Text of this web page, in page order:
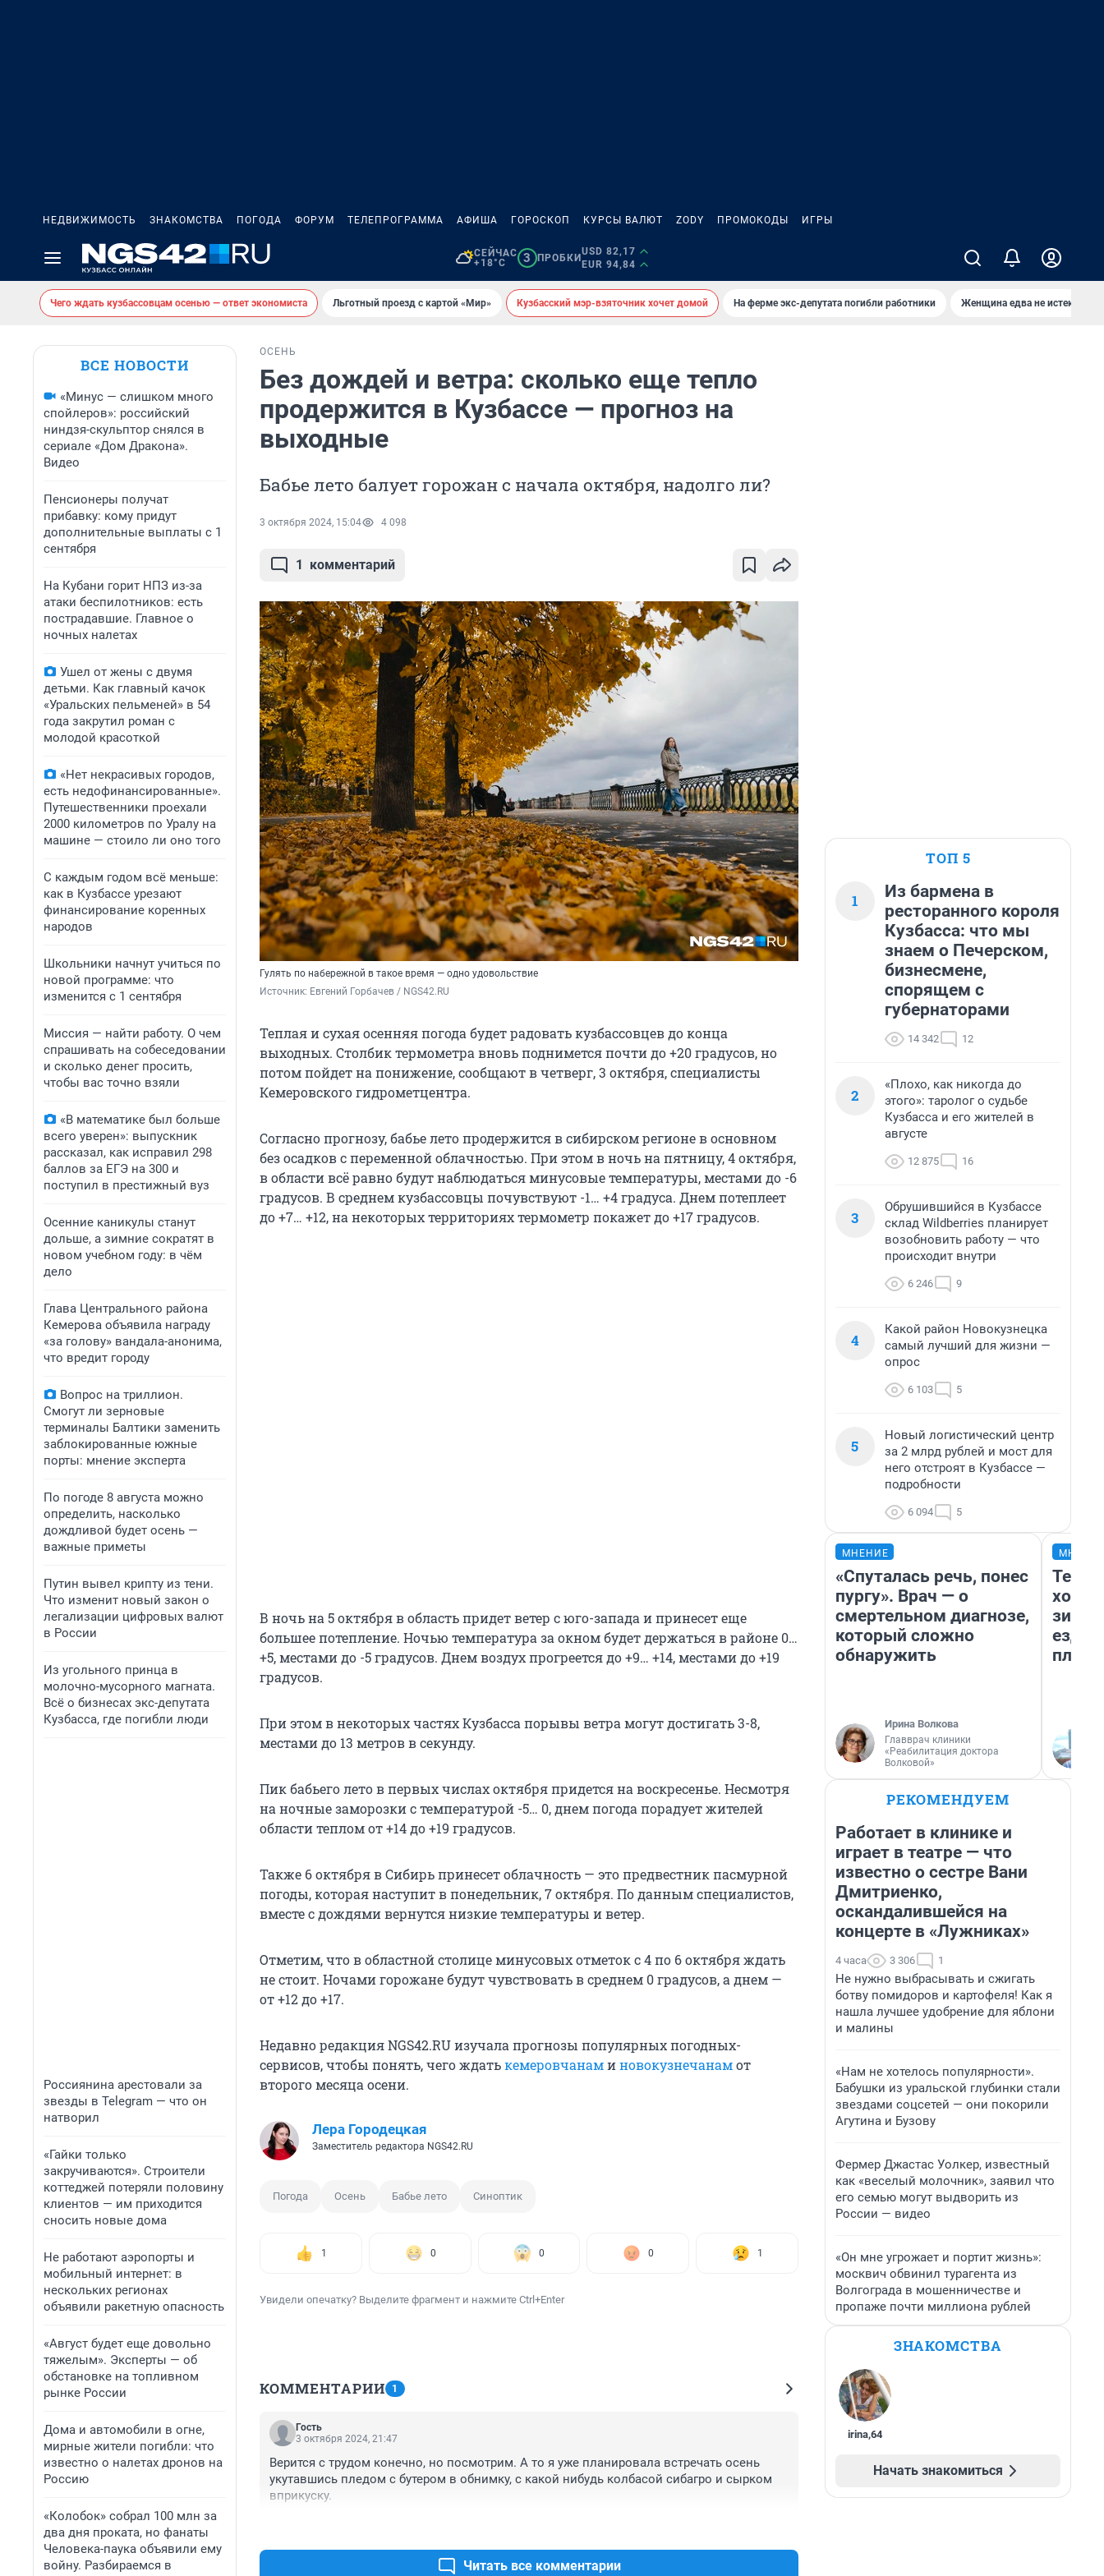
НЕДВИЖИМОСТЬ ЗНАКОМСТВА ПОГОДА ФОРУМ ТЕЛЕПРОГРАММА АФИША ГОРОСКОП КУРСЫ ВАЛЮТ ZODY ПРОМОКОДЫ ИГРЫ
СЕЙЧАС
+18°C
3 ПРОБКИ
USD 82,17
EUR 94,84
Чего ждать кузбассовцам осенью — ответ экономиста Льготный проезд с картой «Мир» Кузбасский мэр-взяточник хочет домой На ферме экс-депутата погибли работники Женщина едва не истекла
ВСЕ НОВОСТИ
«Минус — слишком много
спойлеров»: российский
ниндзя-скульптор снялся в
сериале «Дом Дракона».
Видео
Пенсионеры получат
прибавку: кому придут
дополнительные выплаты с 1
сентября
На Кубани горит НПЗ из-за
атаки беспилотников: есть
пострадавшие. Главное о
ночных налетах
Ушел от жены с двумя
детьми. Как главный качок
«Уральских пельменей» в 54
года закрутил роман с
молодой красоткой
«Нет некрасивых городов,
есть недофинансированные».
Путешественники проехали
2000 километров по Уралу на
машине — стоило ли оно того
С каждым годом всё меньше:
как в Кузбассе урезают
финансирование коренных
народов
Школьники начнут учиться по
новой программе: что
изменится с 1 сентября
Миссия — найти работу. О чем
спрашивать на собеседовании
и сколько денег просить,
чтобы вас точно взяли
«В математике был больше
всего уверен»: выпускник
рассказал, как исправил 298
баллов за ЕГЭ на 300 и
поступил в престижный вуз
Осенние каникулы станут
дольше, а зимние сократят в
новом учебном году: в чём
дело
Глава Центрального района
Кемерова объявила награду
«за голову» вандала-анонима,
что вредит городу
Вопрос на триллион.
Смогут ли зерновые
терминалы Балтики заменить
заблокированные южные
порты: мнение эксперта
По погоде 8 августа можно
определить, насколько
дождливой будет осень —
важные приметы
Путин вывел крипту из тени.
Что изменит новый закон о
легализации цифровых валют
в России
Из угольного принца в
молочно-мусорного магната.
Всё о бизнесах экс-депутата
Кузбасса, где погибли люди
Россиянина арестовали за
звезды в Telegram — что он
натворил
«Гайки только
закручиваются». Строители
коттеджей потеряли половину
клиентов — им приходится
сносить новые дома
Не работают аэропорты и
мобильный интернет: в
нескольких регионах
объявили ракетную опасность
«Август будет еще довольно
тяжелым». Эксперты — об
обстановке на топливном
рынке России
Дома и автомобили в огне,
мирные жители погибли: что
известно о налетах дронов на
Россию
«Колобок» собрал 100 млн за
два дня проката, но фанаты
Человека-паука объявили ему
войну. Разбираемся в
ОСЕНЬ
Без дождей и ветра: сколько еще тепло
продержится в Кузбассе — прогноз на
выходные
Бабье лето балует горожан с начала октября, надолго ли?
3 октября 2024, 15:04 4 098
1 комментарий
Гулять по набережной в такое время — одно удовольствие
Источник: Евгений Горбачев / NGS42.RU
Теплая и сухая осенняя погода будет радовать кузбассовцев до конца
выходных. Столбик термометра вновь поднимется почти до +20 градусов, но
потом пойдет на понижение, сообщают в четверг, 3 октября, специалисты
Кемеровского гидрометцентра.
Согласно прогнозу, бабье лето продержится в сибирском регионе в основном
без осадков с переменной облачностью. При этом в ночь на пятницу, 4 октября,
в области всё равно будут наблюдаться минусовые температуры, местами до -6
градусов. В среднем кузбассовцы почувствуют -1… +4 градуса. Днем потеплеет
до +7… +12, на некоторых территориях термометр покажет до +17 градусов.
В ночь на 5 октября в область придет ветер с юго-запада и принесет еще
большее потепление. Ночью температура за окном будет держаться в районе 0…
+5, местами до -5 градусов. Днем воздух прогреется до +9… +14, местами до +19
градусов.
При этом в некоторых частях Кузбасса порывы ветра могут достигать 3-8,
местами до 13 метров в секунду.
Пик бабьего лето в первых числах октября придется на воскресенье. Несмотря
на ночные заморозки с температурой -5… 0, днем погода порадует жителей
области теплом от +14 до +19 градусов.
Также 6 октября в Сибирь принесет облачность — это предвестник пасмурной
погоды, которая наступит в понедельник, 7 октября. По данным специалистов,
вместе с дождями вернутся низкие температуры и ветер.
Отметим, что в областной столице минусовых отметок с 4 по 6 октября ждать
не стоит. Ночами горожане будут чувствовать в среднем 0 градусов, а днем —
от +12 до +17.
Недавно редакция NGS42.RU изучала прогнозы популярных погодных-
сервисов, чтобы понять, чего ждатькемеровчанаминовокузнечанамот
второго месяца осени.
Лера Городецкая
Заместитель редактора NGS42.RU
Погода Осень Бабье лето Синоптик
1 0 0 0 1
Увидели опечатку? Выделите фрагмент и нажмите Ctrl+Enter
КОММЕНТАРИИ 1
Гость
3 октября 2024, 21:47
Верится с трудом конечно, но посмотрим. А то я уже планировала встречать осень
укутавшись пледом с бутером в обнимку, с какой нибудь колбасой сибагро и сырком
вприкуску.
Читать все комментарии
ТОП 5
1
Из бармена в
ресторанного короля
Кузбасса: что мы
знаем о Печерском,
бизнесмене,
спорящем с
губернаторами
14 342 12
2
«Плохо, как никогда до
этого»: таролог о судьбе
Кузбасса и его жителей в
августе
12 875 16
3
Обрушившийся в Кузбассе
склад Wildberries планирует
возобновить работу — что
происходит внутри
6 246 9
4
Какой район Новокузнецка
самый лучший для жизни —
опрос
6 103 5
5
Новый логистический центр
за 2 млрд рублей и мост для
него отстроят в Кузбассе —
подробности
6 094 5
МНЕНИЕ
«Спуталась речь, понес
пургу». Врач — о
смертельном диагнозе,
который сложно
обнаружить
Ирина Волкова
Главврач клиники
«Реабилитация доктора
Волковой»
ездит
РЕКОМЕНДУЕМ
Работает в клинике и
играет в театре — что
известно о сестре Вани
Дмитриенко,
оскандалившейся на
концерте в «Лужниках»
4 часа 3 306 1
Не нужно выбрасывать и сжигать
ботву помидоров и картофеля! Как я
нашла лучшее удобрение для яблони
и малины
«Нам не хотелось популярности».
Бабушки из уральской глубинки стали
звездами соцсетей — они покорили
Агутина и Бузову
Фермер Джастас Уолкер, известный
как «веселый молочник», заявил что
его семью могут выдворить из
России — видео
«Он мне угрожает и портит жизнь»:
москвич обвинил турагента из
Волгограда в мошенничестве и
пропаже почти миллиона рублей
ЗНАКОМСТВА
irina,64
Начать знакомиться